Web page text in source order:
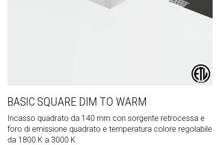
BASIC SQUARE DIM TO WARM
Incasso quadrato da 140 mm con sorgente retrocessa e
foro di emissione quadrato e temperatura colore regolabile
da 1800 K a 3000 K